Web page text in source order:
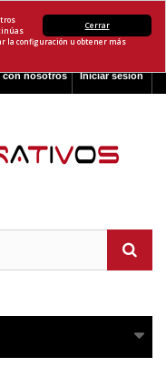
Cerrar
la configuración u obtener más
Iniciar sesión
con nosotros